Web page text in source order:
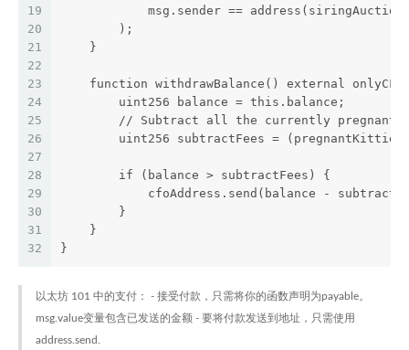
19
20
21
22
23
24
25
26
27
28
29
30
31
32
msg.sender ==
        );
    }
function withdrawBalance() external onlyCFO
        uint256 balance = this.balance;
// Subtract all the currently pregnant
uint256 subtractFees =
        if (balance > subtractFees) {
cfoAddress.send(balance -
        }
    }
}
以太坊 101 中的支付： - 接受付款，只需将你的函数声明为payable。
msg.value变量包含已发送的金额 - 要将付款发送到地址，只需使用
address.send.